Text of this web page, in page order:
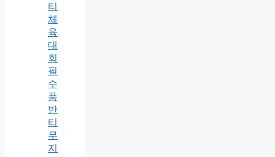
티
체
육
대
회
필
수
품
반
티
무
지